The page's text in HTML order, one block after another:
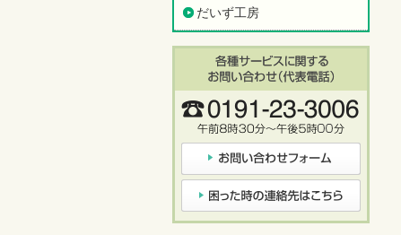
だいず工房
各